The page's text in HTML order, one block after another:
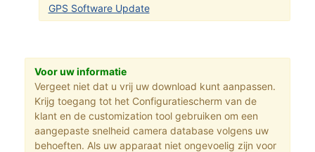
GPS Software Update
Voor uw informatie
Vergeet niet dat u vrij uw download kunt aanpassen.
Krijg toegang tot het Configuratiescherm van de
klant en de customization tool gebruiken om een
aangepaste snelheid camera database volgens uw
behoeften. Als uw apparaat niet ongevoelig zijn voor